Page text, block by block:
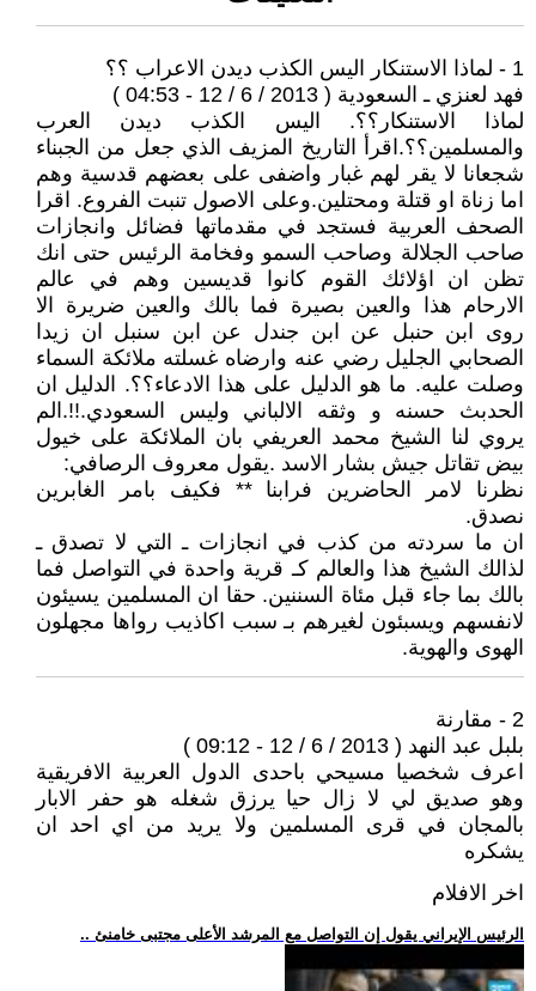
1 - لماذا الاستنكار اليس الكذب ديدن الاعراب ؟؟
فهد لعنزي ـ السعودية ( 2013 / 6 / 12 - 04:53 )
لماذا الاستنكار؟؟. اليس الكذب ديدن العرب
والمسلمين؟؟.اقرأ التاريخ المزيف الذي جعل من الجبناء
شجعانا لا يقر لهم غبار واضفى على بعضهم قدسية وهم
اما زناة او قتلة ومحتلين.وعلى الاصول تنبت الفروع. اقرا
الصحف العربية فستجد في مقدماتها فضائل وانجازات
صاحب الجلالة وصاحب السمو وفخامة الرئيس حتى انك
تظن ان اؤلائك القوم كانوا قديسين وهم في عالم
الارحام هذا والعين بصيرة فما بالك والعين ضريرة الا
روى ابن حنبل عن ابن جندل عن ابن سنبل ان زيدا
الصحابي الجليل رضي عنه وارضاه غسلته ملائكة السماء
وصلت عليه. ما هو الدليل على هذا الادعاء؟؟. الدليل ان
الحدبث حسنه و وثقه الالباني وليس السعودي.!!.الم
يروي لنا الشيخ محمد العريفي بان الملائكة على خيول
بيض تقاتل جيش بشار الاسد .يقول معروف الرصافي:
نظرنا لامر الحاضرين فرابنا ** فكيف بامر الغابرين
نصدق.
ان ما سردته من كذب في انجازات ـ التي لا تصدق ـ
لذالك الشيخ هذا والعالم كـ قرية واحدة في التواصل فما
بالك بما جاء قبل مئاة السننين. حقا ان المسلمين يسيئون
لانفسهم ويسبئون لغيرهم بـ سبب اكاذيب رواها مجهلون
الهوى والهوية.
2 - مقارنة
بلبل عبد النهد ( 2013 / 6 / 12 - 09:12 )
اعرف شخصيا مسيحي باحدى الدول العربية الافريقية
وهو صديق لي لا زال حيا يرزق شغله هو حفر الابار
بالمجان في قرى المسلمين ولا يريد من اي احد ان
يشكره
اخر الافلام
.. الرئيس الإيراني يقول إن التواصل مع المرشد الأعلى مجتبى خامنئ